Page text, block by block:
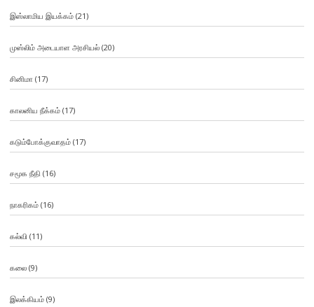
இஸ்லாமிய இயக்கம்(21)
முஸ்லிம் அடையாள அரசியல்(20)
சினிமா (17)
காலனிய நீக்கம்(17)
கடும்போக்குவாதம்(17)
சமூக நீதி (16)
நாகரிகம்(16)
கல்வி (11)
கலை(9)
இலக்கியம்(9)